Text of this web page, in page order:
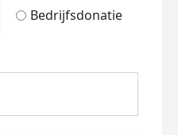
Bedrijfsdonatie